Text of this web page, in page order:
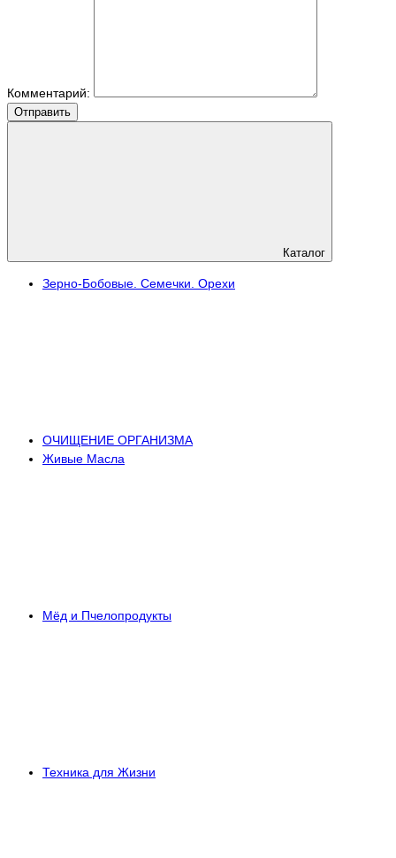
Комментарий:
Отправить
Каталог
Зерно-Бобовые. Семечки. Орехи
ОЧИЩЕНИЕ ОРГАНИЗМА
Живые Масла
Мёд и Пчелопродукты
Техника для Жизни